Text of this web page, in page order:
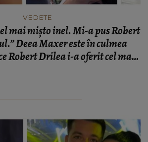
VEDETE
mai mișto inel. Mi-a pus Robert
Deea Maxer este în culmea
Robert Drilea i-a oferit cel mai